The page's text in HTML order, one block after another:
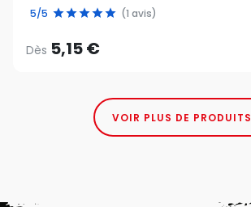
5/5 (1 avis)
Dès 5,15 €
VOIR PLUS DE PRODUITS